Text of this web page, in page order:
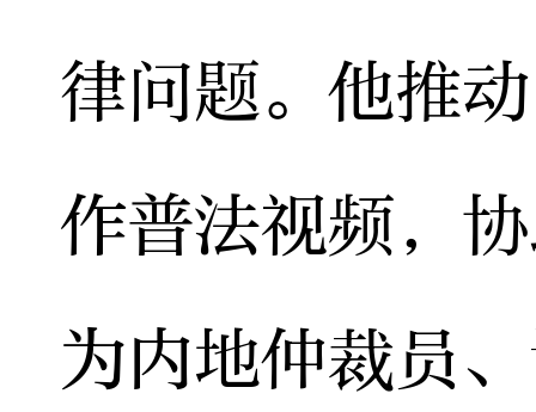
律问题。他推
作普法视频，
为内地仲裁员